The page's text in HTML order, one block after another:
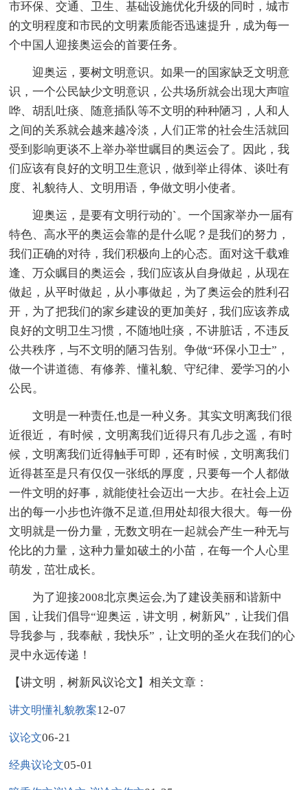
市环保、交通、卫生、基础设施优化升级的同时，城市
的文明程度和市民的文明素质能否迅速提升，成为每一
个中国人迎接奥运会的首要任务。
迎奥运，要树文明意识。如果一的国家缺乏文明意
识，一个公民缺少文明意识，公共场所就会出现大声喧
哗、胡乱吐痰、随意插队等不文明的种种陋习，人和人
之间的关系就会越来越冷淡，人们正常的社会生活就回
受到影响更谈不上举办举世瞩目的奥运会了。因此，我
们应该有良好的文明卫生意识，做到举止得体、谈吐有
度、礼貌待人、文明用语，争做文明小使者。
迎奥运，是要有文明行动的`。一个国家举办一届有
特色、高水平的奥运会靠的是什么呢？是我们的努力，
我们正确的对待，我们积极向上的心态。面对这千载难
逢、万众瞩目的奥运会，我们应该从自身做起，从现在
做起，从平时做起，从小事做起，为了奥运会的胜利召
开，为了把我们的家乡建设的更加美好，我们应该养成
良好的文明卫生习惯，不随地吐痰，不讲脏话，不违反
公共秩序，与不文明的陋习告别。争做“环保小卫士”，
做一个讲道德、有修养、懂礼貌、守纪律、爱学习的小
公民。
文明是一种责任,也是一种义务。其实文明离我们很
近很近， 有时候，文明离我们近得只有几步之遥，有时
候，文明离我们近得触手可即，还有时候，文明离我们
近得甚至是只有仅仅一张纸的厚度，只要每一个人都做
一件文明的好事，就能使社会迈出一大步。在社会上迈
出的每一小步也许微不足道,但用处却很大很大。每一份
文明就是一份力量，无数文明在一起就会产生一种无与
伦比的力量，这种力量如破土的小苗，在每一个人心里
萌发，茁壮成长。
为了迎接2008北京奥运会,为了建设美丽和谐新中
国，让我们倡导“迎奥运，讲文明，树新风”，让我们倡
导我参与，我奉献，我快乐”，让文明的圣火在我们的心
灵中永远传递！
【讲文明，树新风议论文】相关文章：
讲文明懂礼貌教案12-07
议论文06-21
经典议论文05-01